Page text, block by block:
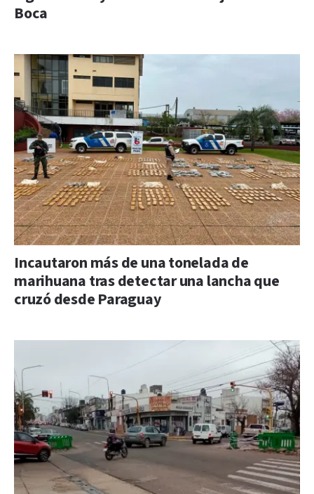
Boca
Incautaron más de una tonelada de
marihuana tras detectar una lancha que
cruzó desde Paraguay